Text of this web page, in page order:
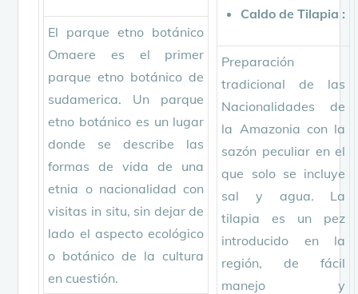
El parque etno botánico
Omaere es el primer
parque etno botánico de
sudamerica. Un parque
etno botánico es un lugar
donde se describe las
formas de vida de una
etnia o nacionalidad con
visitas in situ, sin dejar de
lado el aspecto ecológico
o botánico de la cultura
en cuestión.
Caldo de Tilapia :
Preparación
tradicional de las
Nacionalidades de
la Amazonia con la
sazón peculiar en el
que solo se incluye
sal y agua. La
tilapia es un pez
introducido en la
región, de fácil
manejo y